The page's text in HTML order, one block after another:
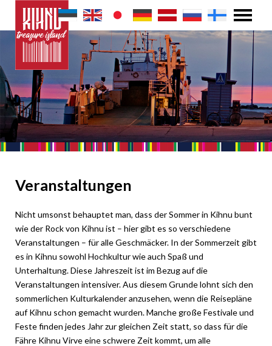
Veranstaltungen
Nicht umsonst behauptet man, dass der Sommer in Kihnu bunt
wie der Rock von Kihnu ist – hier gibt es so verschiedene
Veranstaltungen – für alle Geschmäcker. In der Sommerzeit gibt
es in Kihnu sowohl Hochkultur wie auch Spaß und
Unterhaltung. Diese Jahreszeit ist im Bezug auf die
Veranstaltungen intensiver. Aus diesem Grunde lohnt sich den
sommerlichen Kulturkalender anzusehen, wenn die Reisepläne
auf Kihnu schon gemacht wurden. Manche große Festivale und
Feste finden jedes Jahr zur gleichen Zeit statt, so dass für die
Fähre Kihnu Virve eine schwere Zeit kommt, um alle